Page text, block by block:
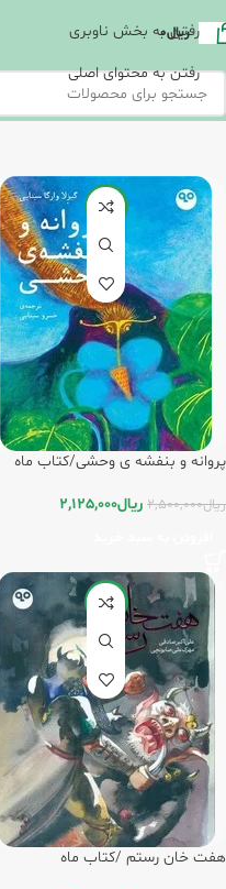
رفتن به بخش ناوبری
رفتن به محتوای اصلی
ریال0
-15%
پروانه و بنفشه ی وحشی/کتاب ماه
ریال2,500,000 ریال2,125,000
-20%
هفت خان رستم /کتاب ماه